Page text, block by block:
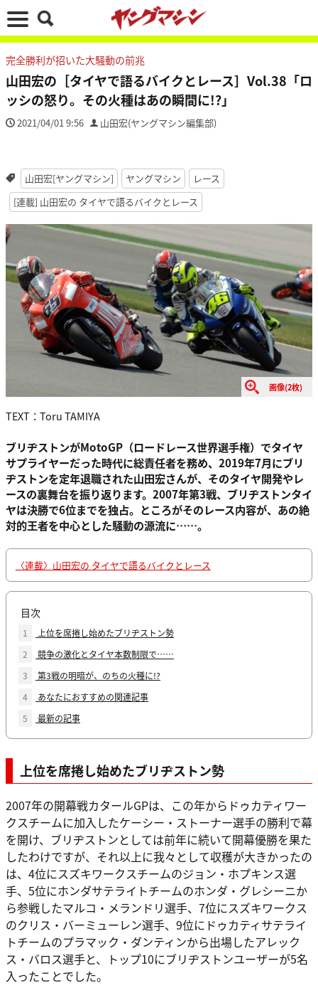
完全勝利が招いた大騒動の前兆
山田宏の［タイヤで語るバイクとレース］Vol.38「ロ
ッシの怒り。その火種はあの瞬間に!?」
2021/04/01 9:56 山田宏(ヤングマシン編集部)
山田宏[ヤングマシン] ヤングマシン
レース
[連載] 山田宏の タイヤで語るバイクとレース
画像(2枚)
TEXT：Toru TAMIYA
ブリヂストンがMotoGP（ロードレース世界選手権）でタイヤ
サプライヤーだった時代に総責任者を務め、2019年7月にブリ
ヂストンを定年退職された山田宏さんが、そのタイヤ開発やレ
ースの裏舞台を振り返ります。2007年第3戦、ブリヂストンタイ
ヤは決勝で6位までを独占。ところがそのレース内容が、あの絶
対的王者を中心とした騒動の源流に……。
〈連載〉山田宏の タイヤで語るバイクとレース
目次
1
上位を席捲し始めたブリヂストン勢
2
競争の激化とタイヤ本数制限で……
3
第3戦の明暗が、のちの火種に!?
4
あなたにおすすめの関連記事
5
最新の記事
上位を席捲し始めたブリヂストン勢
2007年の開幕戦カタールGPは、この年からドゥカティワー
クスチームに加入したケーシー・ストーナー選手の勝利で幕
を開け、ブリヂストンとしては前年に続いて開幕優勝を果た
したわけですが、それ以上に我々として収穫が大きかったの
は、4位にスズキワークスチームのジョン・ホプキンス選
手、5位にホンダサテライトチームのホンダ・グレシーニか
ら参戦したマルコ・メランドリ選手、7位にスズキワークス
のクリス・バーミューレン選手、9位にドゥカティサテライ
トチームのプラマック・ダンティンから出場したアレック
ス・バロス選手と、トップ10にブリヂストンユーザーが5名
入ったことでした。